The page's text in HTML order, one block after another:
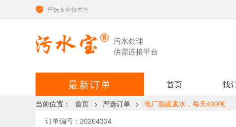
严选专业技术方
污水处理
供需连接平台
最新订单 首页 找
当前位置： 首页 > 严选订单 > 电厂脱硫废水，每天400吨
订单编号：20264334